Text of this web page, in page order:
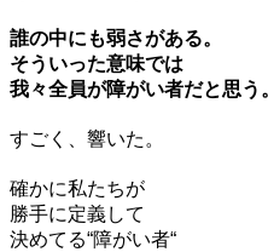
誰の中にも弱さがある。
そういった意味では
我々全員が障がい者だと思う
すごく、響いた。
確かに私たちが
勝手に定義して
決めてる“障がい者“